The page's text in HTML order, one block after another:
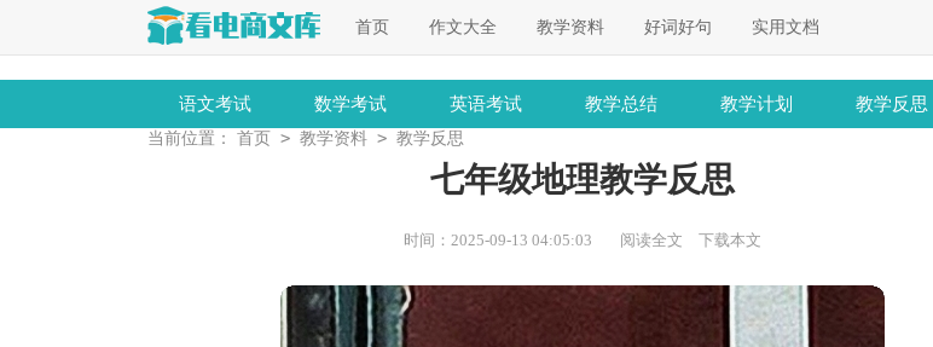
首页 作文大全 教学资料 好词好句 实用文档
语文考试 数学考试 英语考试 教学总结 教学计划 教学反思
当前位置： 首页 > 教学资料 > 教学反思
七年级地理教学反思
时间：2025-09-13 04:05:03 阅读全文 下载本文